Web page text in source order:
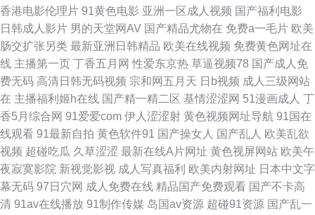
欧美人妖肛交色情 亚洲成人网站大全 肏屄色网 黄色男女 日本三级黄级黄艳
av免费网站 男女上床操网站 伊人大香蕉性爱 超碰AV人人艹 免费肏屄 五月天
com 99福利视频导航 韩国久久精品视频 日本的A网站 91手机在线视频 韩国
表态av 日韩性爱导航 91豆花视频18 韩国三级片小视频 日本国产片区 在线
超碰 操人妻av 九一久久 日韩精品一级 99超碰网 精品国产伦区全集 五月婷
婷影院 国产成人AV导航 欧美人妖乱搞 香蕉网址 www99热官网 玖玖色资源
香港电影伦理片 91黄色电影 亚洲一区成人视频 国产福利电影
日韩成人影片 男的天堂网AV 国产精品尤物在 免费a一毛片 欧美
肠交扩张另类 最新亚洲日韩精品 欧美在线视频 免费黄色网址在
线 主播第一页 丁香五月网 性爱东京热 草逼视频78 国产成人免
费无码 高清日韩无码视频 宗和网五月天 日b视频 成人三级网站
在 主播福利姬h在线 国产精一精二区 基情涩涩网 51漫画成人 丁
香5月综合网 91爱爱com 伊人涩涩射 黄色视频网址导航 91国在
线观看 91最新自拍 黄色软件91 国产操女人 国产乱人 欧美乱欲
视频 超碰吃瓜 久草涩涩 最新在线A片网址 黄色视屏网站 欧美午
夜寂寞影院 新视觉影视 成人写真福利 欧美内射网址 日本中文字
幕无码 97日穴网 成人免费在线 精品国产免费观看 国产不卡高
清 91av在线播放 91制作传媒 岛国av资源 超碰91资源 国产乱一